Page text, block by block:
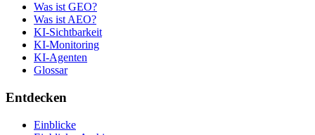
Was ist GEO?
Was ist AEO?
KI-Sichtbarkeit
KI-Monitoring
KI-Agenten
Glossar
Entdecken
Einblicke